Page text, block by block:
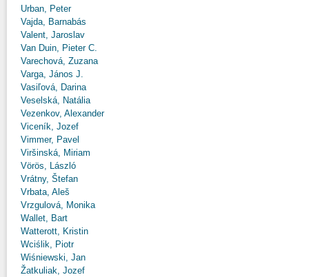
Urban, Peter
Vajda, Barnabás
Valent, Jaroslav
Van Duin, Pieter C.
Varechová, Zuzana
Varga, János J.
Vasiľová, Darina
Veselská, Natália
Vezenkov, Alexander
Viceník, Jozef
Vimmer, Pavel
Viršinská, Miriam
Vörös, László
Vrátny, Štefan
Vrbata, Aleš
Vrzgulová, Monika
Wallet, Bart
Watterott, Kristin
Wciślik, Piotr
Wiśniewski, Jan
Žatkuliak, Jozef